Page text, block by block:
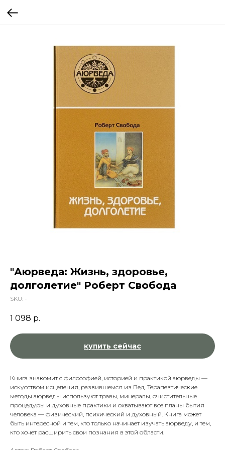
"Аюрведа: Жизнь, здоровье,
долголетие" Роберт Свобода
SKU: -
1 098 р.
купить сейчас
Книга знакомит с философией, историей и практикой аюрведы —
искусством исцеления, развившемся из Вед. Терапевтические
методы аюрведы используют травы, минералы, очистительные
процедуры и духовные практики и охватывают все планы бытия
человека — физический, психический и духовный. Книга может
быть интересной и тем, кто только начинает изучать аюрведу, и тем,
кто хочет расширить свои познания в этой области.